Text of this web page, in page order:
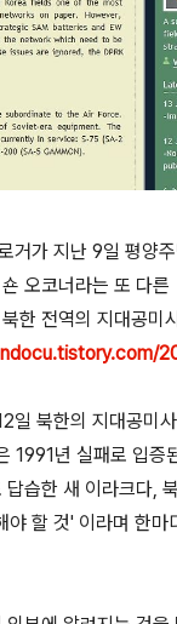
거가 지난 9일 평양
오코너라는 또 다른
한 전역의 지대공미
일 북한의 지대공미
1991년 실패로 입증
답습한 새 이라크다,
야 할 것' 이라며 한마